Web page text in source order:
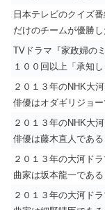
日本テレビのクイズ
だけのチームが優勝
TVドラマ『家政婦の
１００回以上「承知
２０１３年のNHK大
俳優はオダギリジョ
２０１３年のNHK大
俳優は藤木直人である
２０１３年の大河ド
曲家は坂本龍一である
２０１３年の大河ド